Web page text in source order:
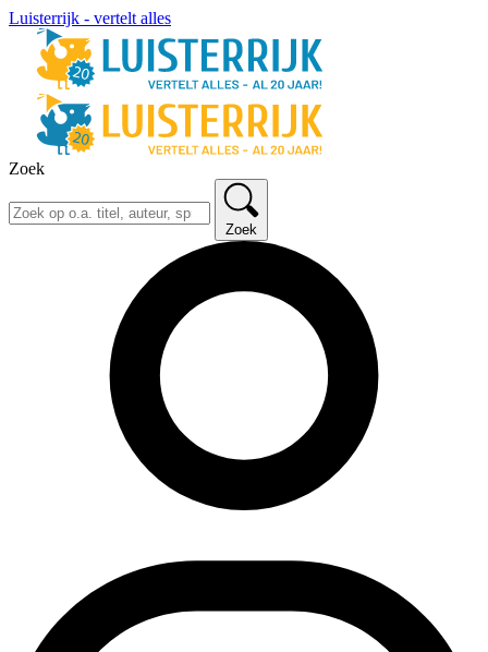
Luisterrijk - vertelt alles
Zoek
Zoek